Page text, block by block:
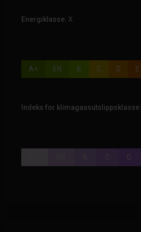
Energiklasse: X
A+ EN B C D E
Indeks for klimagassutslippsklasse:
D